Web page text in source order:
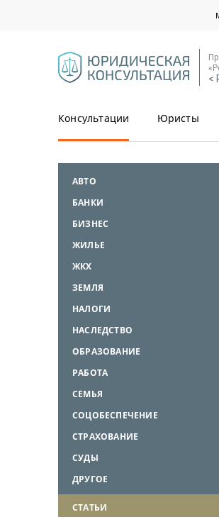
<
Консультации Юристы
АВТО
БАНКИ
БИЗНЕС
ЖИЛЬЕ
ЖКХ
ЗЕМЛЯ
НАЛОГИ
НАСЛЕДСТВО
ОБРАЗОВАНИЕ
РАБОТА
СЕМЬЯ
СОЦОБЕСПЕЧЕНИЕ
СТРАХОВАНИЕ
СУДЫ
ДРУГОЕ
СТАТЬИ